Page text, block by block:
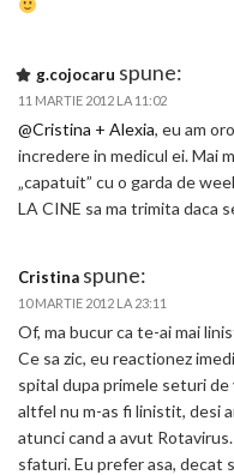
g.cojocaru spune:
11 MARTIE 2012 LA 11:02
@Cristina + Alexia, eu am
incredere in medicul ei. Mai
„capatuit” cu o garda de
LA CINE sa ma trimita daca
Cristina spune:
10 MARTIE 2012 LA 23:11
Of, ma bucur ca te-ai mai
Ce sa zic, eu reactionez
spital dupa primele seturi
altfel nu m-as fi linistit, desi
atunci cand a avut
sfaturi. Eu prefer asa, decat